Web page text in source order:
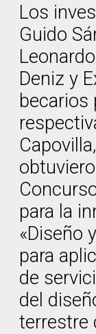
Los
Guido
Deniz y
becarios
para la
«Diseño
para
de
del
terrestre